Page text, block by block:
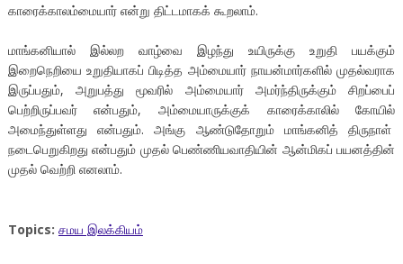
காரைக்காலம்மையார் என்று திட்டமாகக் கூறலாம்.
மாங்கனியால் இல்லற வாழ்வை இழந்து உயிருக்கு உறுதி பயக்கும்
இறைநெறியை உறுதியாகப் பிடித்த அம்மையார் நாயன்மார்களில் முதல்வராக
இருப்பதும், அறுபத்து மூவரில் அம்மையார் அமர்ந்திருக்கும் சிறப்பைப்
பெற்றிருப்பவர் என்பதும், அம்மையாருக்குக் காரைக்காலில் கோயில்
அமைந்துள்ளது என்பதும். அங்கு ஆண்டுதோறும் மாங்கனித் திருநாள்
நடைபெறுகிறது என்பதும் முதல் பெண்ணியவாதியின் ஆன்மிகப் பயனத்தின்
முதல் வெற்றி எனலாம்.
Topics: சமய இலக்கியம்